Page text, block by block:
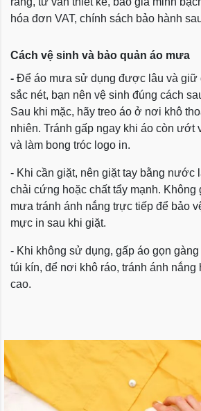
hóa đơn VAT, chính sách bảo hành
Cách vệ sinh và bảo quản áo mưa
- Để áo mưa sử dụng được lâu và giữ
sắc nét, bạn nên vệ sinh đúng cách
Sau khi mặc, hãy treo áo ở nơi khô
nhiên. Tránh gấp ngay khi áo còn ướt
và làm bong tróc logo in.
- Khi cần giặt, nên giặt tay bằng nước
chải cứng hoặc chất tẩy mạnh. Không
mưa tránh ánh nắng trực tiếp để bảo
mực in sau khi giặt.
- Khi không sử dụng, gấp áo gọn
túi kín, để nơi khô ráo, tránh ánh nắng
cao.